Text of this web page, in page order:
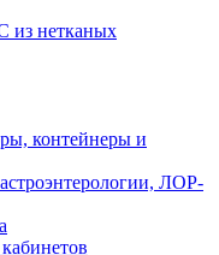
из нетканых
контейнеры и
ЛОР-